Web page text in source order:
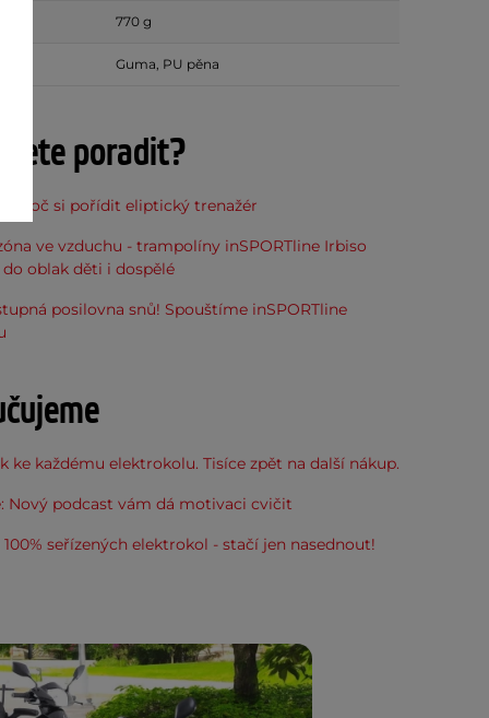
770 g
Guma, PU pěna
poradit?
proč si pořídit eliptický trenažér
ve vzduchu - trampolíny inSPORTline Irbiso
oblak děti i dospělé
posilovna snů! Spouštíme inSPORTline
ke každému elektrokolu. Tisíce zpět na další nákup.
Nový podcast vám dá motivaci cvičit
100% seřízených elektrokol - stačí jen nasednout!